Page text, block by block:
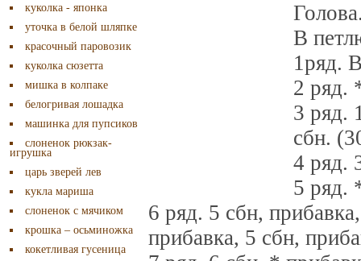
куколка - японка
уточка в белой шляпке
красочный паровозик
куколка сюзетта
мишка в колпаке
белогривая лошадка
машинка для пупсиков
слоненок рюкзак-
игрушка
царь зверей лев
кукла мариша
слоненок с мячиком
крошка – осьминожка
кокетливая гусеница
В
1ряд.
2 ряд.
3 ряд.
сбн.
4 ряд.
5 ряд.
6 ряд. 5 сбн,
прибавка, 5 сбн,